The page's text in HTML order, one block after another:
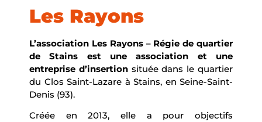
Les Rayons
L’association Les Rayons – Régie de quartier
de Stains est une association et une
entreprise d’insertionsituée dans le quartier
du Clos Saint-Lazare à Stains, en Seine-Saint-
Denis (93).
Créée en 2013, elle a pour objectifs